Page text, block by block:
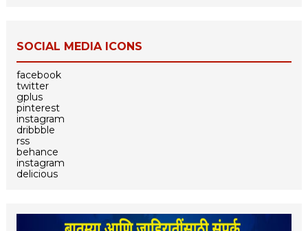
SOCIAL MEDIA ICONS
facebook
twitter
gplus
pinterest
instagram
dribbble
rss
behance
instagram
delicious